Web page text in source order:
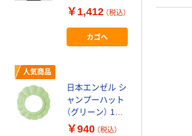
(50枚) 7-8011-
01（直送品）
￥1,412 （税込）
カゴへ
人気商品
日本エンゼル シ
ャンプーハット
（グリーン） 1個
シャワーキャッ
￥940 （税込）